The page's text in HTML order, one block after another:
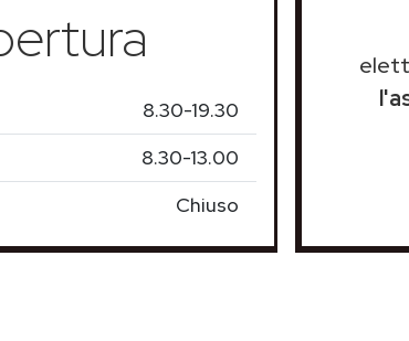
8.30-19.30
8.30-13.00
Chiuso